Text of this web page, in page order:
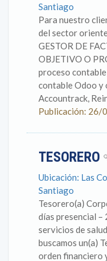
Santiago
Para nuestro
del sector
GESTOR DE
OBJETIVO O
proceso
contable Odoo y
Accountrack,
Publicación:
TESORERO
Ubicación: Las
Santiago
Tesorero(a)
días presencial –
servicios de
buscamos un(a)
orden financiero